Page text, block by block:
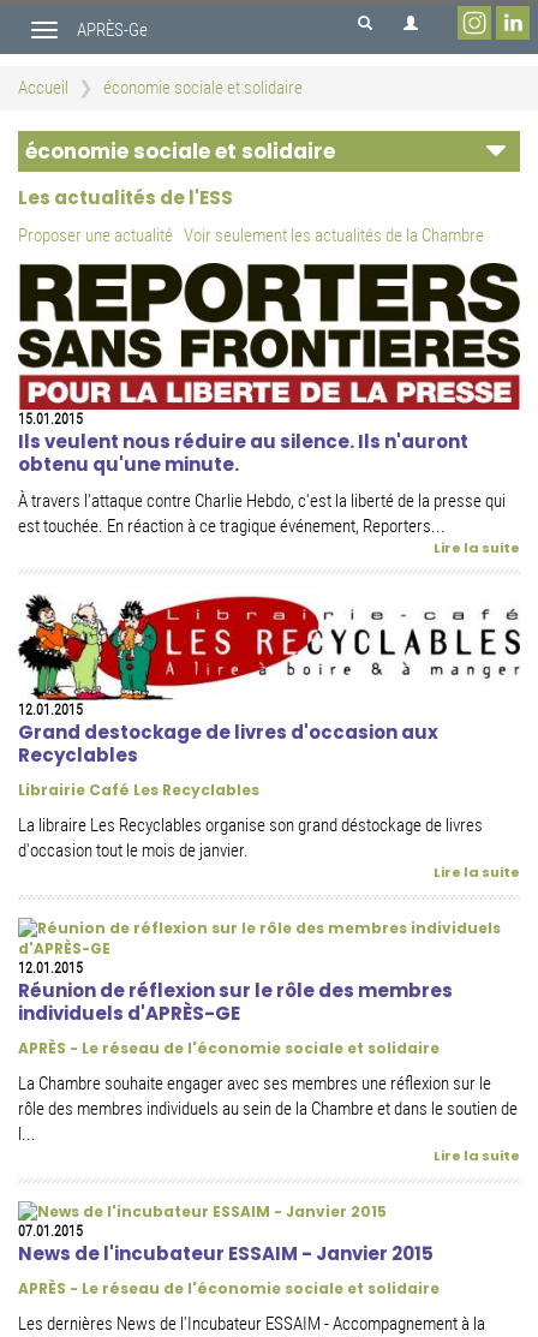
contenu
Toggle
navigation
APRÈS-Ge
Accueil économie sociale et solidaire
économie sociale et solidaire
Les actualités de l'ESS
Proposer une actualité Voir seulement les actualités de la Chambre
15.01.2015
Ils veulent nous réduire au silence. Ils n'auront
obtenu qu'une minute.
À travers l'attaque contre Charlie Hebdo, c'est la liberté de la presse qui
est touchée. En réaction à ce tragique événement, Reporters...
Lire la suite
12.01.2015
Grand destockage de livres d'occasion aux
Recyclables
Librairie Café Les Recyclables
La libraire Les Recyclables organise son grand déstockage de livres
d'occasion tout le mois de janvier.
Lire la suite
12.01.2015
Réunion de réflexion sur le rôle des membres
individuels d'APRÈS-GE
APRÈS - Le réseau de l'économie sociale et solidaire
La Chambre souhaite engager avec ses membres une réflexion sur le
rôle des membres individuels au sein de la Chambre et dans le soutien de
l...
Lire la suite
07.01.2015
News de l'incubateur ESSAIM - Janvier 2015
APRÈS - Le réseau de l'économie sociale et solidaire
Les dernières News de l'Incubateur ESSAIM - Accompagnement à la